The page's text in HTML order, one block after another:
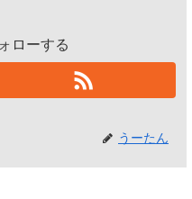
ローする
うーたん